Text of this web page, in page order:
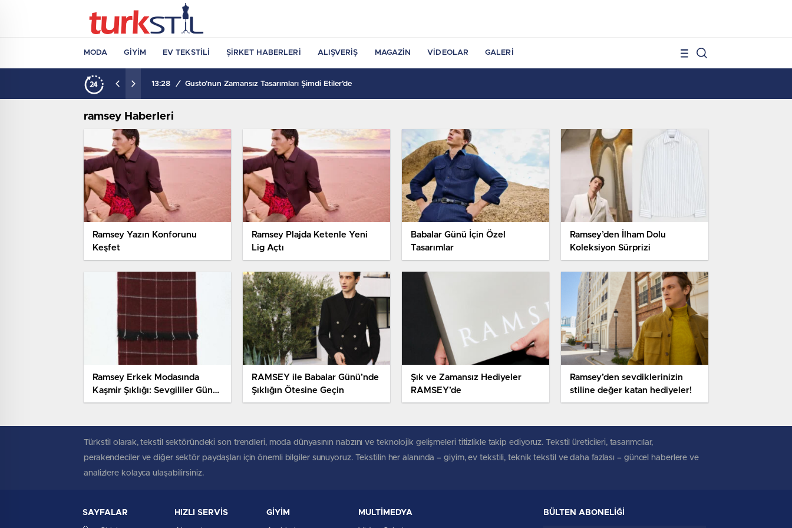
MODA GIYIM EV TEKSTILI ŞIRKET HABERLERI ALIŞVERIŞ MAGAZIN VIDEOLAR GALERI
13:28 / Gusto’nun Zamansız Tasarımları Şimdi Etiler’de
ramsey Haberleri
Ramsey Yazın Konforunu
Keşfet
Ramsey Plajda Ketenle Yeni
Lig Açtı
Babalar Günü İçin Özel
Tasarımlar
Ramsey’den İlham Dolu
Koleksiyon Sürprizi
Ramsey Erkek Modasında
Kaşmir Şıklığı: Sevgililer Günü
İçin İncelikte Zirve
RAMSEY ile Babalar Günü’nde
Şıklığın Ötesine Geçin
Şık ve Zamansız Hediyeler
RAMSEY’de
Ramsey’den sevdiklerinizin
stiline değer katan hediyeler!
Türkstil olarak, tekstil sektöründeki son trendleri, moda dünyasının nabzını ve teknolojik gelişmeleri titizlikle takip ediyoruz. Tekstil üreticileri, tasarımcılar,
perakendeciler ve diğer sektör paydaşları için önemli bilgiler sunuyoruz. Tekstilin her alanında – giyim, ev tekstili, teknik tekstil ve daha fazlası – güncel haberlere ve
analizlere kolayca ulaşabilirsiniz.
SAYFALAR HIZLI SERVİS GİYİM MULTİMEDYA BÜLTEN ABONELİĞİ